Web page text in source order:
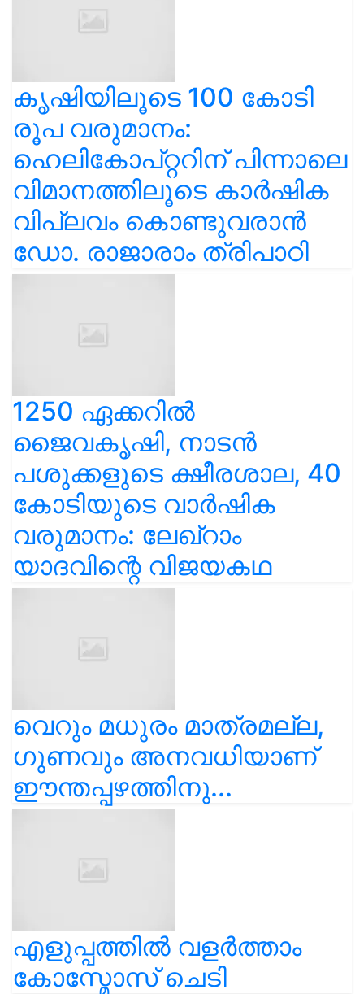
കൃഷിയിലൂടെ 100 കോടി
രൂപ വരുമാനം:
ഹെലികോപ്റ്ററിന് പിന്നാലെ
വിമാനത്തിലൂടെ കാർഷിക
വിപ്ലവം കൊണ്ടുവരാൻ
ഡോ. രാജാരാം ത്രിപാഠി
1250 ഏക്കറിൽ
ജൈവകൃഷി, നാടൻ
പശുക്കളുടെ ക്ഷീരശാല, 40
കോടിയുടെ വാർഷിക
വരുമാനം: ലേഖ്‌റാം
യാദവിന്റെ വിജയകഥ
വെറും മധുരം മാത്രമല്ല,
ഗുണവും അനവധിയാണ്
ഈന്തപ്പഴത്തിനു...
എളുപ്പത്തിൽ വളർത്താം
കോസ്മോസ് ചെടി